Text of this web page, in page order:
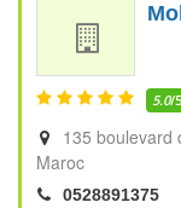
5.0/
135 boulevard
Maroc
0528891375